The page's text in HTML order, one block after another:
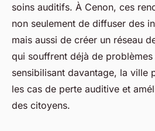
soins auditifs. À Cenon, ces
non seulement de diffuser des
mais aussi de créer un réseau
qui souffrent déjà de
sensibilisant davantage, la ville
les cas de perte auditive et
des citoyens.